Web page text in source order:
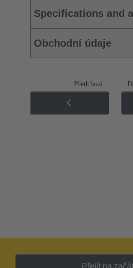
Specifications and
Obchodní údaje
Předchozí
Přejít na